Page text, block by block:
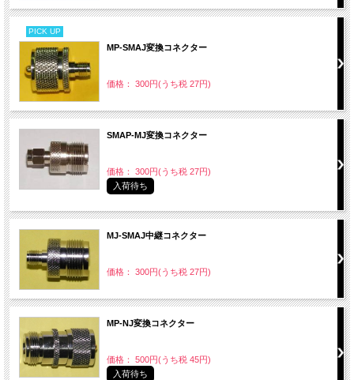
PICK UP
MP-SMAJ変換コネクター
価格： 300円(うち税 27円)
SMAP-MJ変換コネクター
価格： 300円(うち税 27円)
入荷待ち
MJ-SMAJ中継コネクター
価格： 300円(うち税 27円)
MP-NJ変換コネクター
価格： 500円(うち税 45円)
入荷待ち